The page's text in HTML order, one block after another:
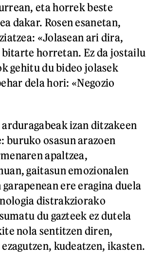
eta horrek beste
dakar. Rosen esanetan,
«Jolasean ari dira,
horretan. Ez da jostailu
gehitu du bideo jolasek
dela hori: «Negozio
izan ditzakeen
buruko osasun arazoen
apaltzea,
gaitasun emozionalen
ere eragina duela
distrakziorako
du gazteek ez dutela
nola sentitzen diren,
kudeatzen, ikasten.